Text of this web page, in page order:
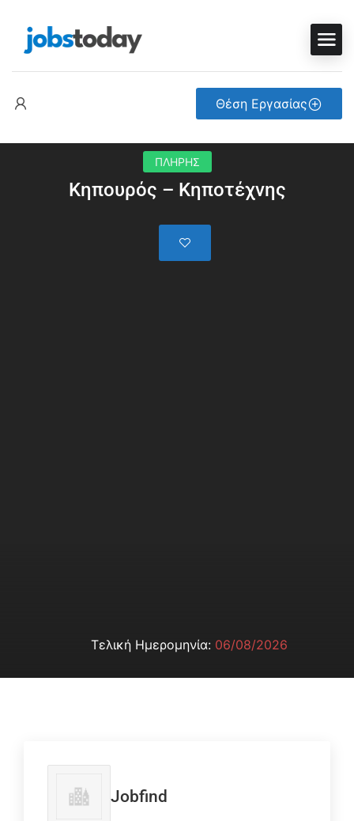
Θέση Εργασίας
ΠΛΗΡΗΣ
Κηπουρός – Κηποτέχνης
Τελική Ημερομηνία: 06/08/2026
Jobfind